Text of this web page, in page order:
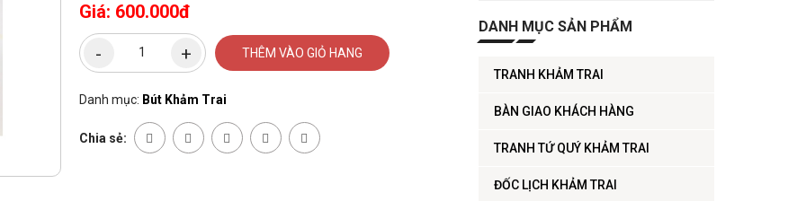
Giá: 600.000đ
THÊM VÀO GIỎ HANG
Danh mục: Bút Khảm Trai
Chia sẻ:
DANH MỤC SẢN PHẨM
TRANH KHẢM TRAI
BÀN GIAO KHÁCH HÀNG
TRANH TỨ QUÝ KHẢM TRAI
ĐỐC LỊCH KHẢM TRAI